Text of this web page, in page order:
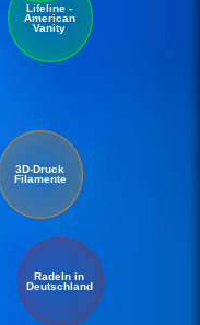
Lifeline -
American
Vanity
3D-Druck
Filamente
Radeln in
Deutschland